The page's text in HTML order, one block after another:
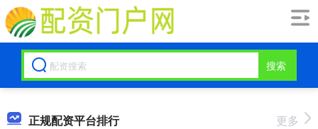
搜索
正规配资平台排行 更多